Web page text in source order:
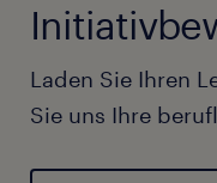
Laden Sie Ihren
Sie uns Ihre